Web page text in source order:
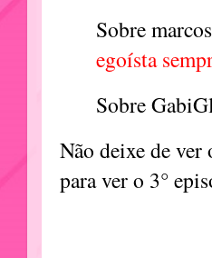
Sobre
egoísta
Sobre
Não deixe de
para ver o 3°